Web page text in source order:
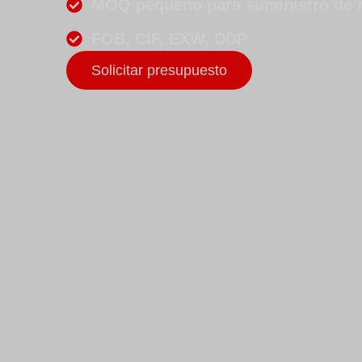
Solicitar presupuesto